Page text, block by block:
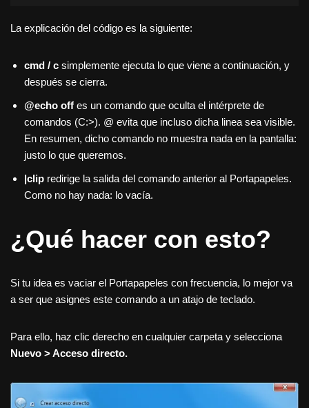
La explicación del código es la siguiente:
cmd / c simplemente ejecuta lo que viene a continuación, y
después se cierra.
@echo off es un comando que oculta el intérprete de
comandos (C:>). @ evita que incluso dicha linea sea visible.
En resumen, dicho comando no muestra nada en la pantalla:
justo lo que queremos.
|clip redirige la salida del comando anterior al Portapapeles.
Como no hay nada: lo vacía.
¿Qué hacer con esto?
Si tu idea es vaciar el Portapapeles con frecuencia, lo mejor va
a ser que asignes este comando a un atajo de teclado.
Para ello, haz clic derecho en cualquier carpeta y selecciona
Nuevo > Acceso directo.